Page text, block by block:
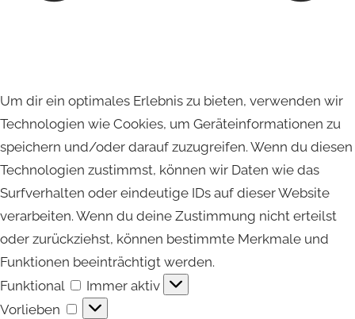
Um dir ein optimales Erlebnis zu bieten, verwenden wir
Technologien wie Cookies, um Geräteinformationen zu
speichern und/oder darauf zuzugreifen. Wenn du diesen
Technologien zustimmst, können wir Daten wie das
Surfverhalten oder eindeutige IDs auf dieser Website
verarbeiten. Wenn du deine Zustimmung nicht erteilst
oder zurückziehst, können bestimmte Merkmale und
Funktionen beeinträchtigt werden.
Funktional
Funktional
Immer aktiv
Vorlieben
Vorlieben